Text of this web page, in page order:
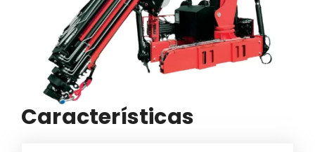
Características